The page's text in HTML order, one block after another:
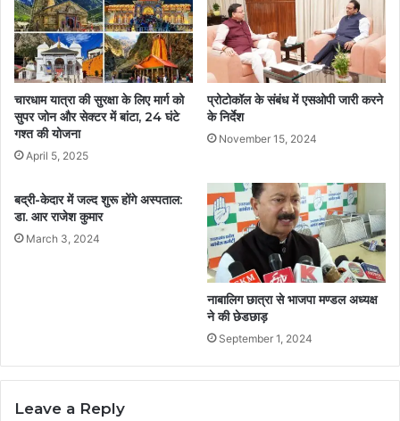
चारधाम यात्रा की सुरक्षा के लिए मार्ग को
सुपर जोन और सेक्टर में बांटा, 24 घंटे
गश्त की योजना
April 5, 2025
प्रोटोकॉल के संबंध में एसओपी जारी करने
के निर्देश
November 15, 2024
बद्री-केदार में जल्द शुरू होंगे अस्पताल:
डा. आर राजेश कुमार
March 3, 2024
नाबालिग छात्रा से भाजपा मण्डल अध्यक्ष
ने की छेडछाड़
September 1, 2024
Leave a Reply